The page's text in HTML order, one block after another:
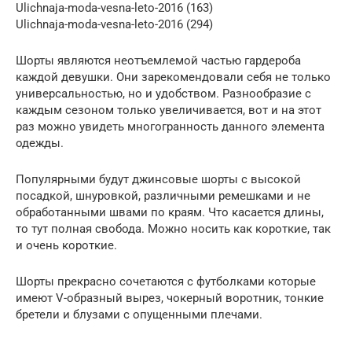
Ulichnaja-moda-vesna-leto-2016 (163)
Ulichnaja-moda-vesna-leto-2016 (294)
Шорты являются неотъемлемой частью гардероба
каждой девушки. Они зарекомендовали себя не только
универсальностью, но и удобством. Разнообразие с
каждым сезоном только увеличивается, вот и на этот
раз можно увидеть многогранность данного элемента
одежды.
Популярными будут джинсовые шорты с высокой
посадкой, шнуровкой, различными ремешками и не
обработанными швами по краям. Что касается длины,
то тут полная свобода. Можно носить как короткие, так
и очень короткие.
Шорты прекрасно сочетаются с футболками которые
имеют V-образный вырез, чокерный воротник, тонкие
бретели и блузами с опущенными плечами.